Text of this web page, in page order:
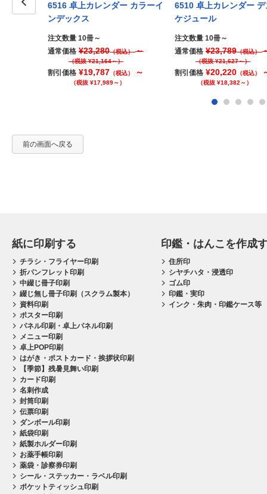
6516 卓上カレンダー カラーイ
ンデックス
注文数量 10冊～
通常価格 ¥23,280（税込）～
（税抜 ¥21,164～）
割引価格 ¥19,787 （税込） ～
（税抜 ¥17,989～）
6510 卓上カレンダー
ケジュール
注文数量 10冊～
通常価格 ¥23,789（税込）
（税抜 ¥21,627～）
割引価格 ¥20,220 （税込）
（税抜 ¥18,382～）
前の画面へ戻る
紙に印刷する
チラシ・フライヤー印刷
折パンフレット印刷
中綴じ冊子印刷
綴じ無し冊子印刷（スクラム製本）
資料印刷
ポスター印刷
パネル印刷・卓上パネル印刷
メニュー印刷
卓上POP印刷
はがき・ポストカード・挨拶状印刷
【季節】残暑見舞い印刷
カード印刷
名刺作成
封筒印刷
伝票印刷
ダンボール印刷
紙袋印刷
紙製ホルダー印刷
お薬手帳印刷
薬袋・診察券印刷
シール・ステッカー・ラベル印刷
ポケットティッシュ印刷
印鑑・はんこを作成
住所印
シヤチハタ・浸透印
ゴム印
印鑑・実印
インク・朱肉・印鑑ケース等